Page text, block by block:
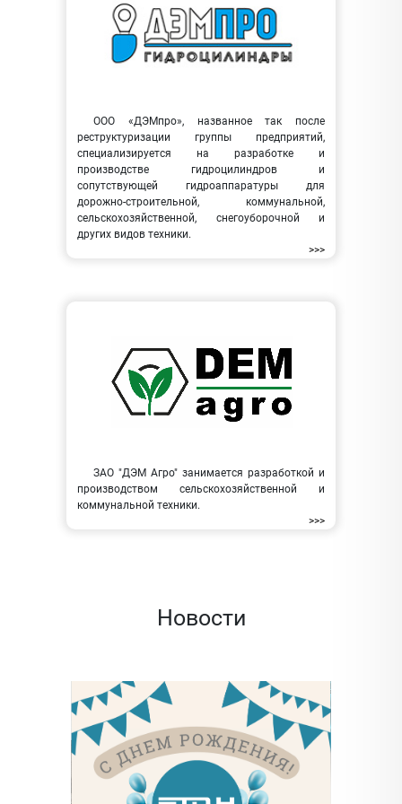
ООО «ДЭМпро», названное так после
реструктуризации группы предприятий,
специализируется на разработке и
производстве гидроцилиндров и
сопутствующей гидроаппаратуры для
дорожно-строительной, коммунальной,
сельскохозяйственной, снегоуборочной и
других видов техники.
>>>
ЗАО "ДЭМ Агро" занимается разработкой и
производством сельскохозяйственной и
коммунальной техники.
>>>
Новости